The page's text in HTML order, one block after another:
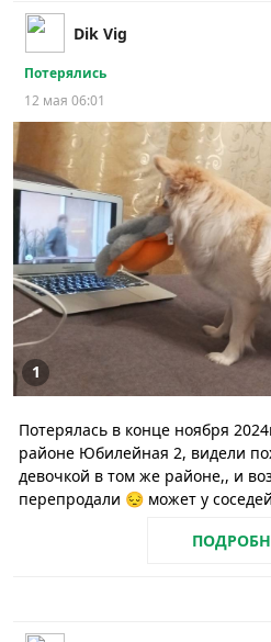
Dik Vig
Потерялись
12 мая 06:01
1
Потерялась в конце ноября
районе Юбилейная 2, видели
девочкой в том же районе,, и
перепродали 😔 может у